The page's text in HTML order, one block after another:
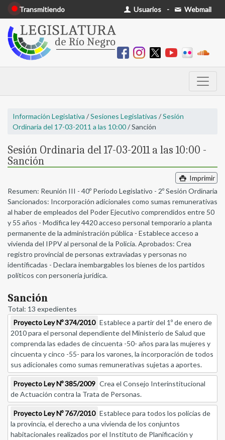
Transmitiendo Usuarios - Webmail
Información Legislativa /Sesiones Legislativas /Sesión
Ordinaria del 17-03-2011 a las 10:00/ Sanción
Sesión Ordinaria del 17-03-2011 a las 10:00 -
Sanción
Imprimir
Resumen: Reunión III - 40º Período Legislativo - 2º Sesión Ordinaria
Sancionados: Incorporación adicionales como sumas remunerativas
al haber de empleados del Poder Ejecutivo comprendidos entre 50
y 55 años - Modifica ley 4420 acceso personal temporario a planta
permanente de la administración pública - Establece acceso a
vivienda del IPPV al personal de la Policía. Aprobados: Crea
registro provincial de personas extraviadas y personas no
identificadas - Declara inembargables los bienes de los partidos
políticos con personería jurídica.
Sanción
Total: 13 expedientes
Proyecto Ley Nº 374/2010 Establece a partir del 1º de enero de
2010 para el personal dependiente del Ministerio de Salud que
comprenda las edades de cincuenta -50- años para las mujeres y
cincuenta y cinco -55- para los varones, la incorporación de todos
sus adicionales como sumas remunerativas sujetas a aportes.
Proyecto Ley Nº 385/2009 Crea el Consejo Interinstitucional
de Actuación contra la Trata de Personas.
Proyecto Ley Nº 767/2010 Establece para todos los policías de
la provincia, el derecho a una vivienda de los conjuntos
habitacionales realizados por el Instituto de Planificación y